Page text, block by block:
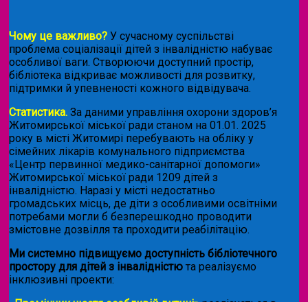
Чому це важливо? У сучасному суспільстві
проблема соціалізації дітей з інвалідністю набуває
особливої ваги. Створюючи доступний простір,
бібліотека відкриває можливості для розвитку,
підтримки й упевненості кожного відвідувача.
Статистика. За даними управління охорони здоров’я
Житомирської міської ради станом на 01.01. 2025
року в місті Житомирі перебувають на обліку у
сімейних лікарів комунального підприємства
«Центр первинної медико-санітарної допомоги»
Житомирської міської ради 1209 дітей з
інвалідністю. Наразі у місті недостатньо
громадських місць, де діти з особливими освітніми
потребами могли б безперешкодно проводити
змістовне дозвілля та проходити реабілітацію.
Ми системно підвищуємо доступність бібліотечного
простору для дітей з інвалідністю та реалізуємо
інклюзивні проекти: